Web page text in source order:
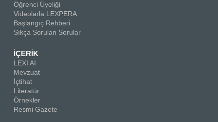
Öğrenci Üyeliği
Videolarla LEXPERA
Başlangıç Rehberi
Sıkça Sorulan Sorular
İÇERİK
LEXI AI
Mevzuat
İçtihat
Literatür
Örnekler
Resmi Gazete